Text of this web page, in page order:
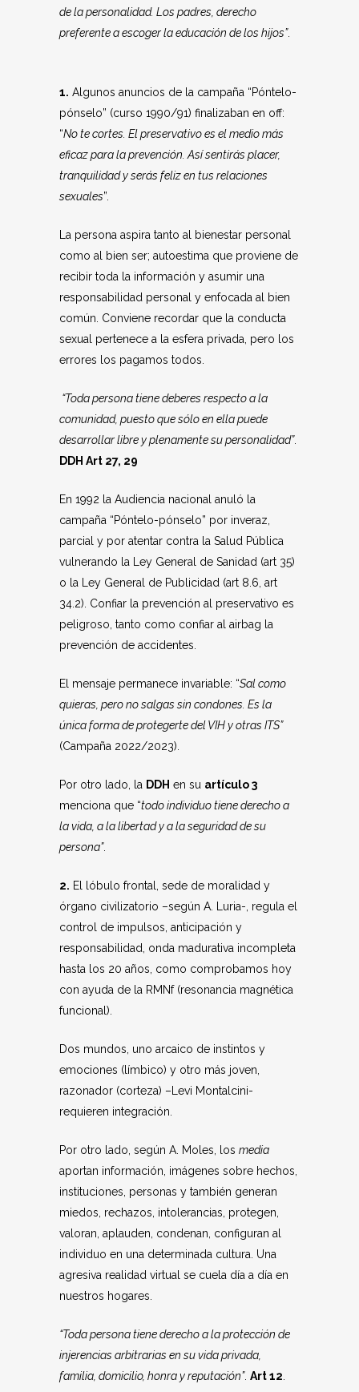
de la personalidad. Los padres, derecho
preferente a escoger la educación de los hijos”.
1. Algunos anuncios de la campaña “Póntelo-
pónselo” (curso 1990/91) finalizaban en off:
“No te cortes. El preservativo es el medio más
eficaz para la prevención. Así sentirás placer,
tranquilidad y serás feliz en tus relaciones
sexuales”.
La persona aspira tanto al bienestar personal
como al bien ser; autoestima que proviene de
recibir toda la información y asumir una
responsabilidad personal y enfocada al bien
común. Conviene recordar que la conducta
sexual pertenece a la esfera privada, pero los
errores los pagamos todos.
“Toda persona tiene deberes respecto a la
comunidad, puesto que sólo en ella puede
desarrollar libre y plenamente su personalidad”.
DDH Art 27, 29
En 1992 la Audiencia nacional anuló la
campaña “Póntelo-pónselo” por inveraz,
parcial y por atentar contra la Salud Pública
vulnerando la Ley General de Sanidad (art 35)
o la Ley General de Publicidad (art 8.6, art
34.2). Confiar la prevención al preservativo es
peligroso, tanto como confiar al airbag la
prevención de accidentes.
El mensaje permanece invariable: “Sal como
quieras, pero no salgas sin condones. Es la
única forma de protegerte del VIH y otras ITS”
(Campaña 2022/2023).
Por otro lado, la DDH en su artículo 3
menciona que “todo individuo tiene derecho a
la vida, a la libertad y a la seguridad de su
persona”.
2. El lóbulo frontal, sede de moralidad y
órgano civilizatorio –según A. Luria-, regula el
control de impulsos, anticipación y
responsabilidad, onda madurativa incompleta
hasta los 20 años, como comprobamos hoy
con ayuda de la RMNf (resonancia magnética
funcional).
Dos mundos, uno arcaico de instintos y
emociones (límbico) y otro más joven,
razonador (corteza) –Levi Montalcini-
requieren integración.
Por otro lado, según A. Moles, los media
aportan información, imágenes sobre hechos,
instituciones, personas y también generan
miedos, rechazos, intolerancias, protegen,
valoran, aplauden, condenan, configuran al
individuo en una determinada cultura. Una
agresiva realidad virtual se cuela día a día en
nuestros hogares.
“Toda persona tiene derecho a la protección de
injerencias arbitrarias en su vida privada,
familia, domicilio, honra y reputación”. Art 12